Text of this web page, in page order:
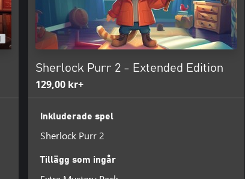
Sherlock Purr 2 - Extended Edition
129,00 kr+
Inkluderade spel
Sherlock Purr 2
Tillägg som ingår